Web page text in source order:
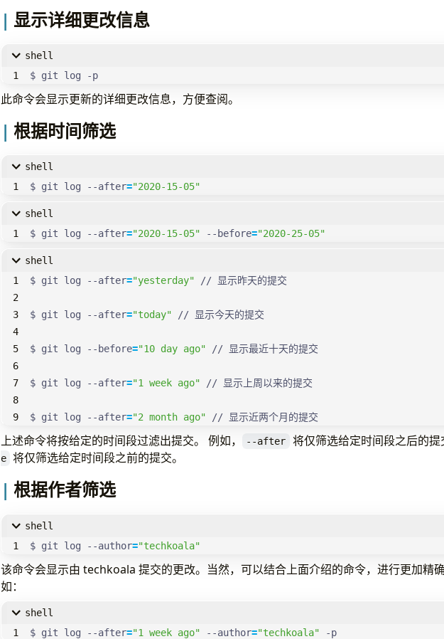
显示详细更改信息
shell
$ git log -p
此命令会显示更新的详细更改信息，方便查阅。
根据时间筛选
shell
$ git log --after="2020-15-05"
shell
$ git log --after="2020-15-05" --before="2020-25-05"
shell
$ git log --after="yesterday"
$ git log --after="today"
$ git log --before="10 day ago"
$ git log --after="1 week ago"
$ git log --after="2 month ago" // 显示近两个月的提交
上述命令将按给定的时间段过滤出提交。 例如， --after 将仅筛选给定时间段之后的提
e 将仅筛选给定时间段之前的提交。
根据作者筛选
shell
$ git log --author="techkoala"
该命令会显示由 techkoala 提交的更改。当然，可以结合上面介绍的命令，进行更加精
如：
shell
$ git log --after="1 week ago" --author="techkoala" -p